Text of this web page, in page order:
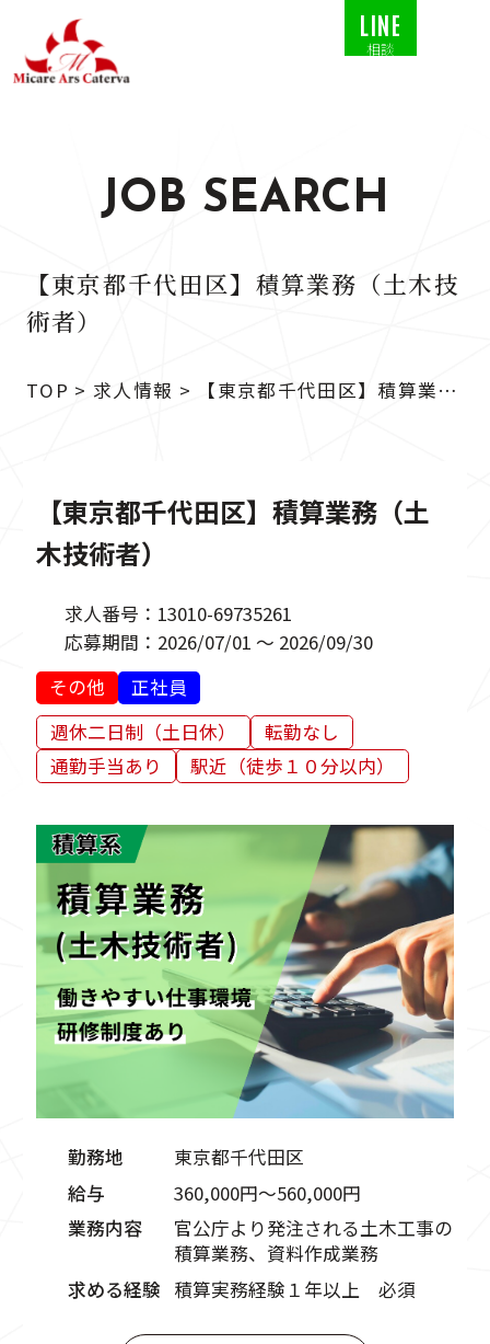
LINE
相談
JOB SEARCH
【東京都千代田区】積算業務（土木技
術者）
TOP > 求人情報 > 【東京都千代田区】積算業務
（土木技術者）
【東京都千代田区】積算業務（土
木技術者）
求人番号： 13010-69735261
応募期間： 2026/07/01 ～ 2026/09/30
その他
正社員
週休二日制（土日休）
転勤なし
通勤手当あり
駅近（徒歩１０分以内）
勤務地
東京都千代田区
給与
360,000円〜560,000円
業務内容
官公庁より発注される土木工事の
積算業務、資料作成業務
求める経験 積算実務経験１年以上 必須